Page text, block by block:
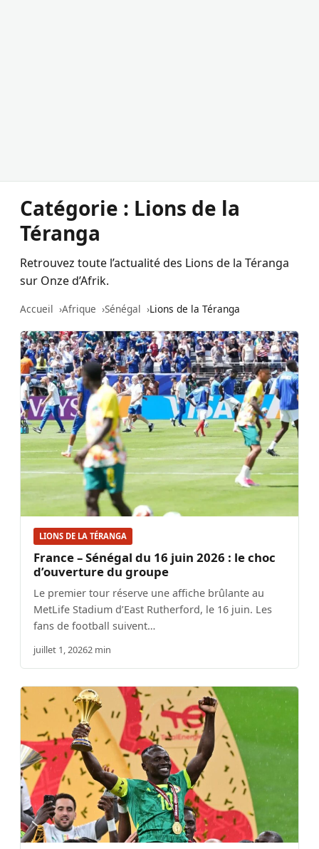
Catégorie : Lions de la
Téranga
Retrouvez toute l’actualité des Lions de la Téranga
sur Onze d’Afrik.
Accueil Afrique Sénégal Lions de la Téranga
LIONS DE LA TÉRANGA
France – Sénégal du 16 juin 2026 : le choc
d’ouverture du groupe
Le premier tour réserve une affiche brûlante au
MetLife Stadium d’East Rutherford, le 16 juin. Les
fans de football suivent…
juillet 1, 20262 min